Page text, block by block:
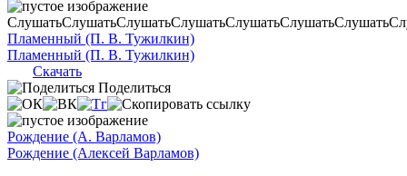
СлушатьСлушатьСлушатьСлушатьСлушатьСлушатьСлушать
Пламенный (П. В. Тужилкин)
Пламенный (П. В. Тужилкин)
Скачать
Поделиться
Рождение (А. Варламов)
Рождение (Алексей Варламов)